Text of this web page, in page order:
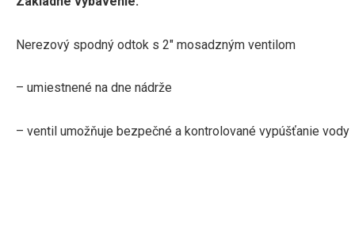
Nerezový spodný odtok s 2″ mosadzným ventilom
– umiestnené na dne nádrže
– ventil umožňuje bezpečné a kontrolované vypúšťanie vody